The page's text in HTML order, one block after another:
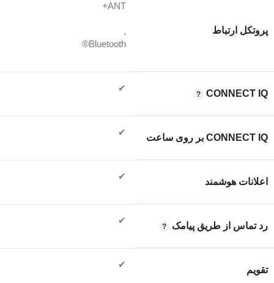
پروتکل ارتباط
ANT+
,
Bluetooth®
CONNECT IQ
✔
CONNECT IQ بر روی ساعت
✔
اعلانات هوشمند
✔
رد تماس از طریق پیامک
✔
تقویم
✔